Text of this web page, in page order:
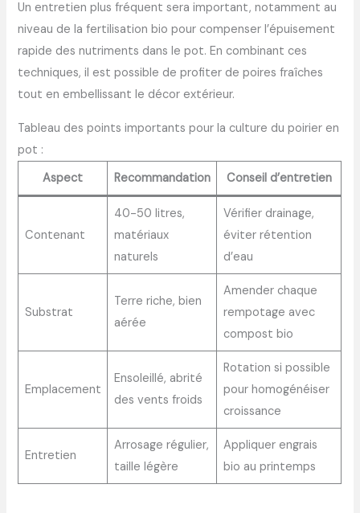
Un entretien plus fréquent sera important, notamment au
niveau de la fertilisation bio pour compenser l’épuisement
rapide des nutriments dans le pot. En combinant ces
techniques, il est possible de profiter de poires fraîches
tout en embellissant le décor extérieur.
Tableau des points importants pour la culture du poirier en
pot :
Aspect
Recommandation Conseil d’entretien
Contenant
40-50 litres,
matériaux
naturels
Vérifier drainage,
éviter rétention
d’eau
Substrat
Terre riche, bien
aérée
Amender chaque
rempotage avec
compost bio
Emplacement
Ensoleillé, abrité
des vents froids
Rotation si possible
pour homogénéiser
croissance
Entretien
Arrosage régulier,
taille légère
Appliquer engrais
bio au printemps